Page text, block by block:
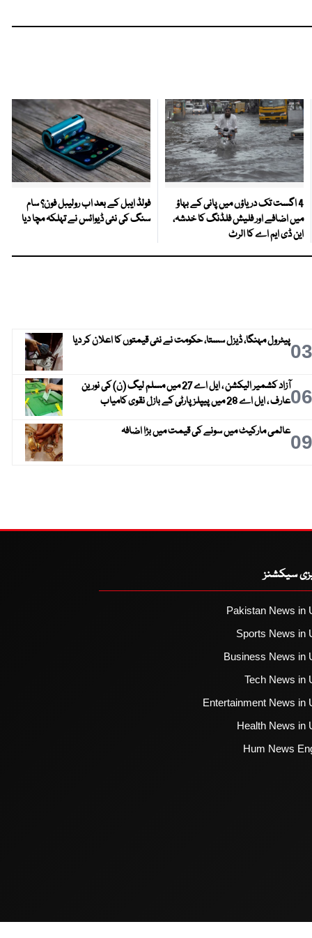
4 اگست تک دریاؤں میں پانی کے بہاؤ
میں اضافے اور فلیش فلڈنگ کا خدشہ،
این ڈی ایم اے کا الرٹ
فولڈ ایبل کے بعد اب رولیبل فون؟ سام
سنگ کی نئی ڈیوائس نے تہلکہ مچا دیا
03پیٹرول مہنگا، ڈیزل سستا، حکومت نے نئی قیمتوں کا اعلان کر دیا
06
آزاد کشمیر الیکشن ، ایل اے 27 میں مسلم لیگ (ن) کی نورین
عارف ، ایل اے 28 میں پیپلز پارٹی کے بازل نقوی کامیاب
09عالمی مارکیٹ میں سونے کی قیمت میں بڑا اضافہ
سیکشنز
Pakistan News in
Sports News in
Business News in
Tech News in
Entertainment News in
Health News in
Hum News